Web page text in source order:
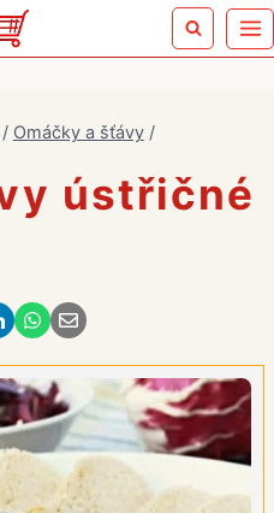
/ Omáčky a šťávy /
ústřičné